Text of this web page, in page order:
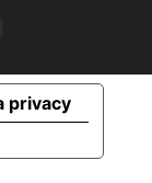
privacy